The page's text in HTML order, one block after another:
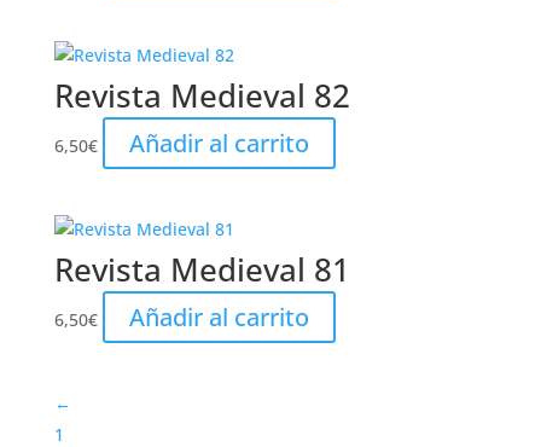
Revista Medieval 82
6,50€ Añadir al carrito
Revista Medieval 81
6,50€ Añadir al carrito
←
1